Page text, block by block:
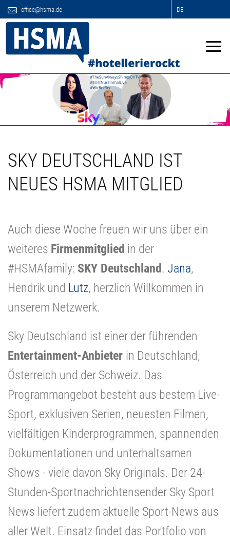
office@hsma.de DE
SKY DEUTSCHLAND IST
NEUES HSMA MITGLIED
Auch diese Woche freuen wir uns über ein
weiteres Firmenmitglied in der
#HSMAfamily: SKY Deutschland. Jana,
Hendrik und Lutz, herzlich Willkommen in
unserem Netzwerk.
Sky Deutschland ist einer der führenden
Entertainment-Anbieter in Deutschland,
Österreich und der Schweiz. Das
Programmangebot besteht aus bestem Live-
Sport, exklusiven Serien, neuesten Filmen,
vielfältigen Kinderprogrammen, spannenden
Dokumentationen und unterhaltsamen
Shows - viele davon Sky Originals. Der 24-
Stunden-Sportnachrichtensender Sky Sport
News liefert zudem aktuelle Sport-News aus
aller Welt. Einsatz findet das Portfolio von